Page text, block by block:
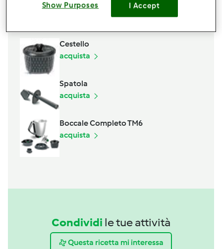
Accessori che ti serviranno
Cestello
acquista
Spatola
acquista
Boccale Completo TM6
acquista
Condividi le tue attività
Questa ricetta mi interessa
Show Purposes I Accept